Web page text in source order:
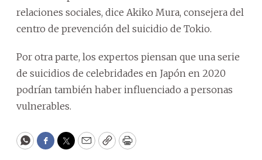
relaciones sociales, dice Akiko Mura, consejera del
centro de prevención del suicidio de Tokio.
Por otra parte, los expertos piensan que una serie
de suicidios de celebridades en Japón en 2020
podrían también haber influenciado a personas
vulnerables.
WhatsApp
Facebook
Twitter
EmailCopyPrint